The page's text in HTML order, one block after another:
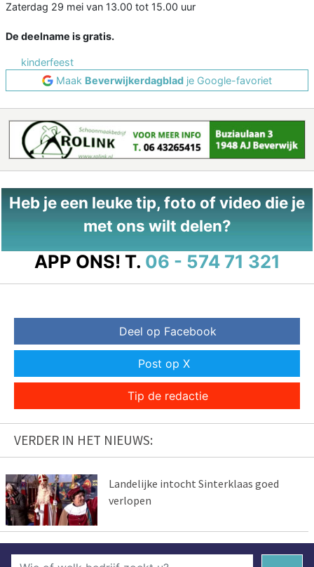
Zaterdag 29 mei van 13.00 tot 15.00 uur
De deelname is gratis.
kinderfeest
Maak Beverwijkerdagblad je Google-favoriet
Heb je een leuke tip, foto of video die je
met ons wilt delen?
APP ONS! T. 06 - 574 71 321
Deel op Facebook
Post op X
Tip de redactie
VERDER IN HET NIEUWS:
Landelijke intocht Sinterklaas goed
verlopen